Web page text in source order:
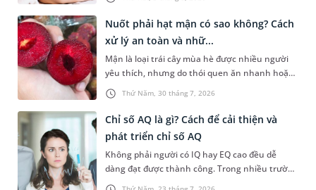
những phương pháp được nhiều người tìm
hiểu để hỗ trợ tình trạng này. Mời bạn cùng
tìm hiểu sâu hơn về phương pháp chữa nấc cụt
này trong bài viết dưới đây.
Thứ Năm, 30 tháng 7, 2026
Nuốt phải hạt mận có sao không? Cách
xử lý an toàn và nhữ...
Mận là loại trái cây mùa hè được nhiều người
yêu thích, nhưng do thói quen ăn nhanh hoặc
sơ suất, không ít người đã vô tình nuốt phải
hạt mận. Cấu tạo hạt mận thường cứng, có hai
đầu nhọn nên khi đi vào đường tiêu hóa rất dễ
gây ra tâm lý hoang mang, lo lắng cho người
gặp phải. Bài viết dưới đây sẽ giải đáp chi tiết
giúp bạn thắc mắc nuốt phải hạt mận có sao
không dưới góc nhìn y khoa và hướng dẫn cách
xử trí an toàn, kịp thời nhất.
Chỉ số AQ là gì? Cách để cải thiện và
phát triển chỉ số AQ
Không phải người có IQ hay EQ cao đều dễ
dàng đạt được thành công. Trong nhiều trường
hợp, khả năng đứng vững trước áp lực, thích